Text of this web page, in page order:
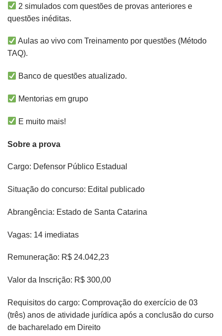
2 simulados com questões de provas anteriores e
questões inéditas.
Aulas ao vivo com Treinamento por questões (Método
TAQ).
Banco de questões atualizado.
Mentorias em grupo
E muito mais!
Sobre a prova
Cargo: Defensor Público Estadual
Situação do concurso: Edital publicado
Abrangência: Estado de Santa Catarina
Vagas: 14 imediatas
Remuneração: R$ 24.042,23
Valor da Inscrição: R$ 300,00 ​
Requisitos do cargo: Comprovação do exercício de 03
(três) anos de atividade jurídica após a conclusão do curso
de bacharelado em Direito​